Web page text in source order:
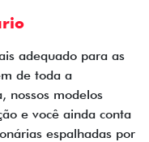
adequado para as
de toda a
nossos modelos
e você ainda conta
espalhadas por